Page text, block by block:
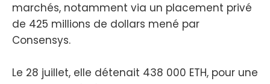
marchés, notamment via un placement privé
de 425 millions de dollars mené par
Consensys.
Le 28 juillet, elle détenait 438 000 ETH, pour une